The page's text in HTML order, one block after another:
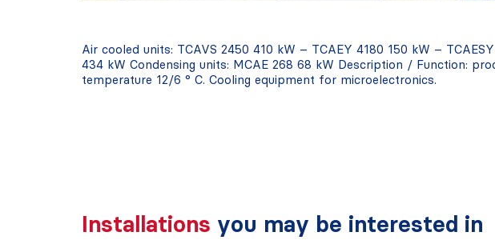
Air cooled units: TCAVS 2450 410 kW – TCAEY 4180 150 kW –
434 kW Condensing units: MCAE 268 68 kW Description / Function:
temperature 12/6 ° C. Cooling equipment for microelectronics.
Installations you may be interested in